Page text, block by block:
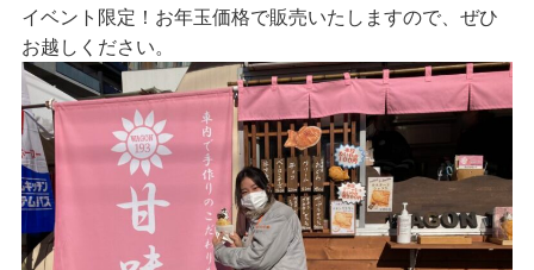
イベント限定！お年玉価格で販売いたしますので、ぜひ
お越しください。